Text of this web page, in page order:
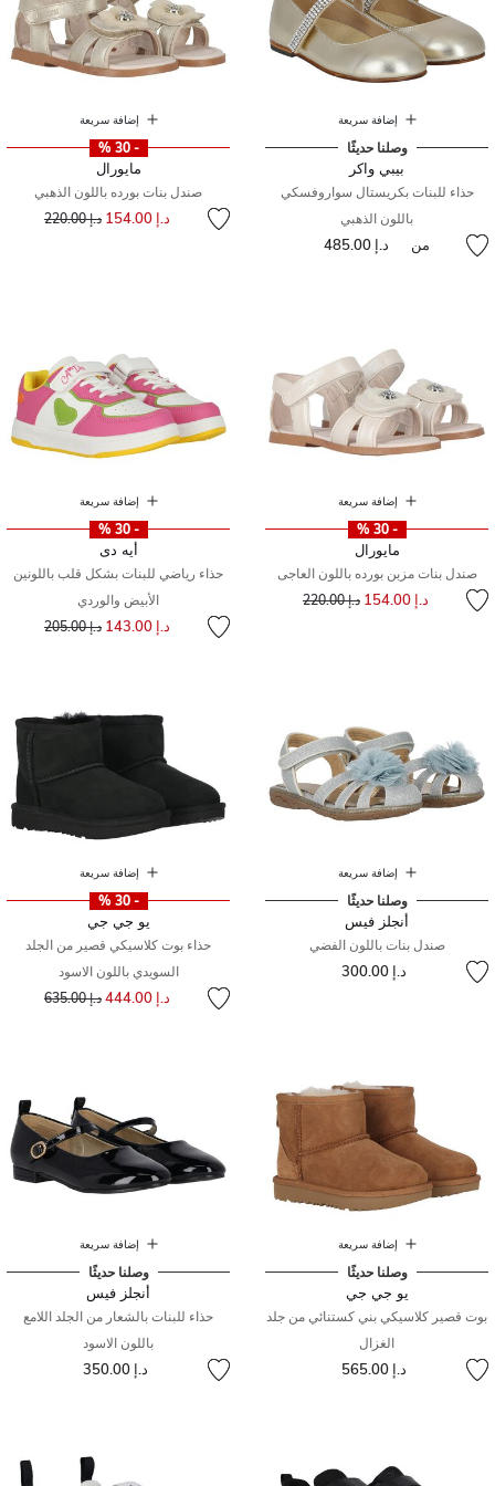
إضافة سريعة
وصلنا حديثًا
بيبي واكر
حذاء للبنات بكريستال سواروفسكي
باللون الذهبي
من د.إ 485.00
إضافة سريعة
- 30 %
مايورال
صندل بنات بورده باللون الذهبي
د.إ 154.00 سعر مخفض من
د.إ 220.00 إلى
إضافة سريعة
- 30 %
مايورال
صندل بنات مزبن بورده باللون العاجى
د.إ 154.00 سعر مخفض مند.إ 220.00
إضافة سريعة
- 30 %
أيه دى
حذاء رياضي للبنات بشكل قلب باللونين
الأبيض والوردي
د.إ 143.00 سعر مخفض من
د.إ 205.00 إلى
إضافة سريعة
وصلنا حديثًا
أنجلز فيس
صندل بنات باللون الفضي
د.إ 300.00
إضافة سريعة
- 30 %
يو جي جي
حذاء بوت كلاسيكي قصير من الجلد
السويدي باللون الاسود
د.إ 444.00 سعر مخفض من
د.إ 635.00 إلى
إضافة سريعة
وصلنا حديثًا
يو جي جي
بوت قصير كلاسيكي بني كستنائي من جلد
الغزال
د.إ 565.00
إضافة سريعة
وصلنا حديثًا
أنجلز فيس
حذاء للبنات بالشعار من الجلد اللامع
باللون الاسود
د.إ 350.00